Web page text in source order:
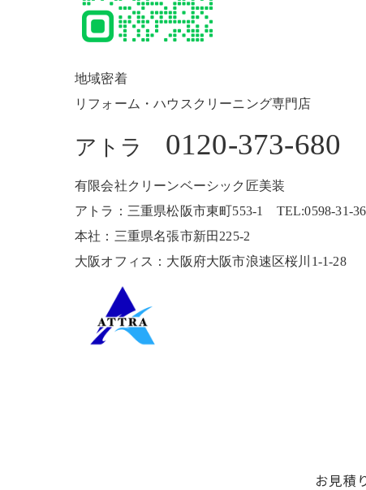
地域密着
リフォーム・ハウスクリーニング専門店
アトラ 0120-373-680
有限会社クリーンベーシック匠美装
アトラ：三重県松阪市東町553-1 TEL:0598-31-
本社：三重県名張市新田225-2
大阪オフィス：大阪府大阪市浪速区桜川1-1-28
お見積